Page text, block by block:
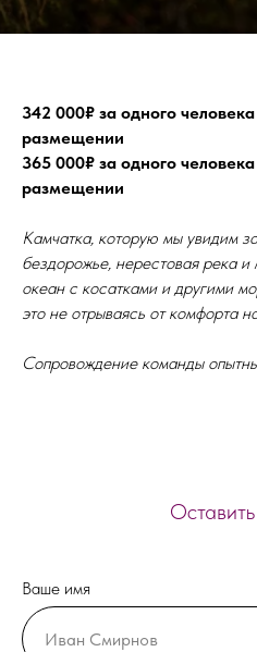
342 000₽ за одного
размещении
365 000₽ за одного
размещении
Камчатка, которую мы увидим
бездорожье, нерестовая река и
океан с косатками и другими
это не отрываясь от комфорта
Сопровождение команды
Ваше имя